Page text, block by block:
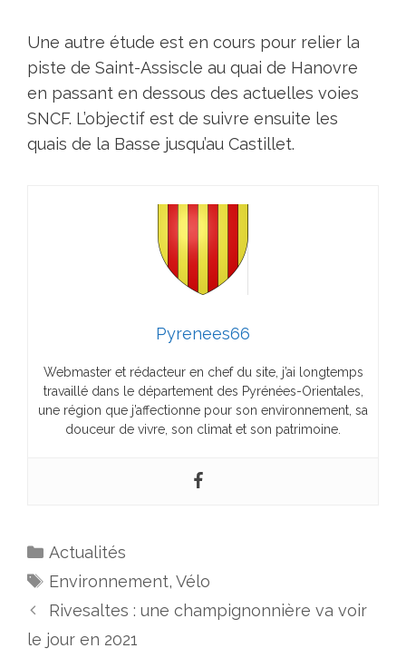
Une autre étude est en cours pour relier la
piste de Saint-Assiscle au quai de Hanovre
en passant en dessous des actuelles voies
SNCF. L’objectif est de suivre ensuite les
quais de la Basse jusqu’au Castillet.
Pyrenees66
Webmaster et rédacteur en chef du site, j’ai longtemps
travaillé dans le département des Pyrénées-Orientales,
une région que j’affectionne pour son environnement, sa
douceur de vivre, son climat et son patrimoine.
Actualités
Environnement, Vélo
Rivesaltes : une champignonnière va voir
le jour en 2021